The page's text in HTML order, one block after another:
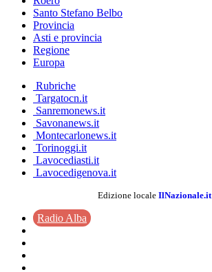
Santo Stefano Belbo
Provincia
Asti e provincia
Regione
Europa
Rubriche
Targatocn.it
Sanremonews.it
Savonanews.it
Montecarlonews.it
Torinoggi.it
Lavocediasti.it
Lavocedigenova.it
Edizione locale IlNazionale.it
Radio Alba